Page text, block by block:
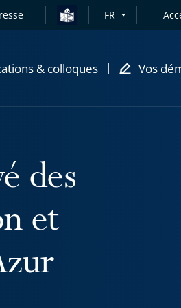
FR
& colloques Vos
des
et